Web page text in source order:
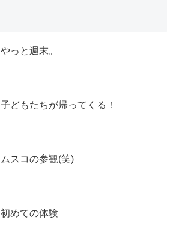
やっと週末。
子どもたちが帰ってくる！
ムスコの参観(笑)
初めての体験